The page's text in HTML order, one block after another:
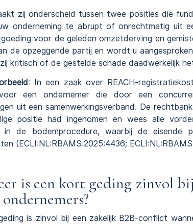
zij onderscheid tussen twee posities die
onderneming te abrupt of onrechtmatig uit
voor de geleden omzetderving en
de opzeggende partij en wordt u
kritisch of de gestelde schade daadwerkelijk
: In een zaak over REACH-
een ondernemer die door een
uit een samenwerkingsverband. De
positie had ingenomen en wees alle
in de bodemprocedure, waarbij de eisende
(ECLI:NL:RBAMS:2025:4436;
is een kort geding zinvol
is zinvol bij een zakelijk B2B-conflict